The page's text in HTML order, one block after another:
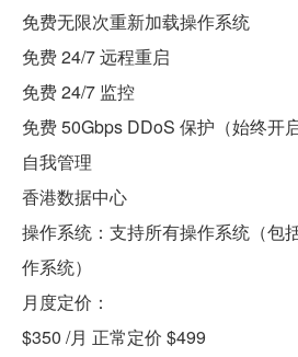
免费无限次重新加载操作系统
免费 24/7 远程重启
免费 24/7 监控
免费 50Gbps DDoS 保护（始终开启
自我管理
香港数据中心
操作系统：支持所有操作系统（包
作系统）
月度定价：
$350 /月 正常定价 $499